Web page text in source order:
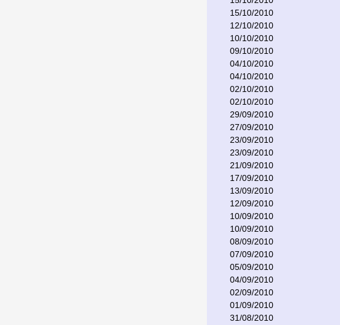
15/10/2010
12/10/2010
10/10/2010
09/10/2010
04/10/2010
04/10/2010
02/10/2010
02/10/2010
29/09/2010
27/09/2010
23/09/2010
23/09/2010
21/09/2010
17/09/2010
13/09/2010
12/09/2010
10/09/2010
10/09/2010
08/09/2010
07/09/2010
05/09/2010
04/09/2010
02/09/2010
01/09/2010
31/08/2010